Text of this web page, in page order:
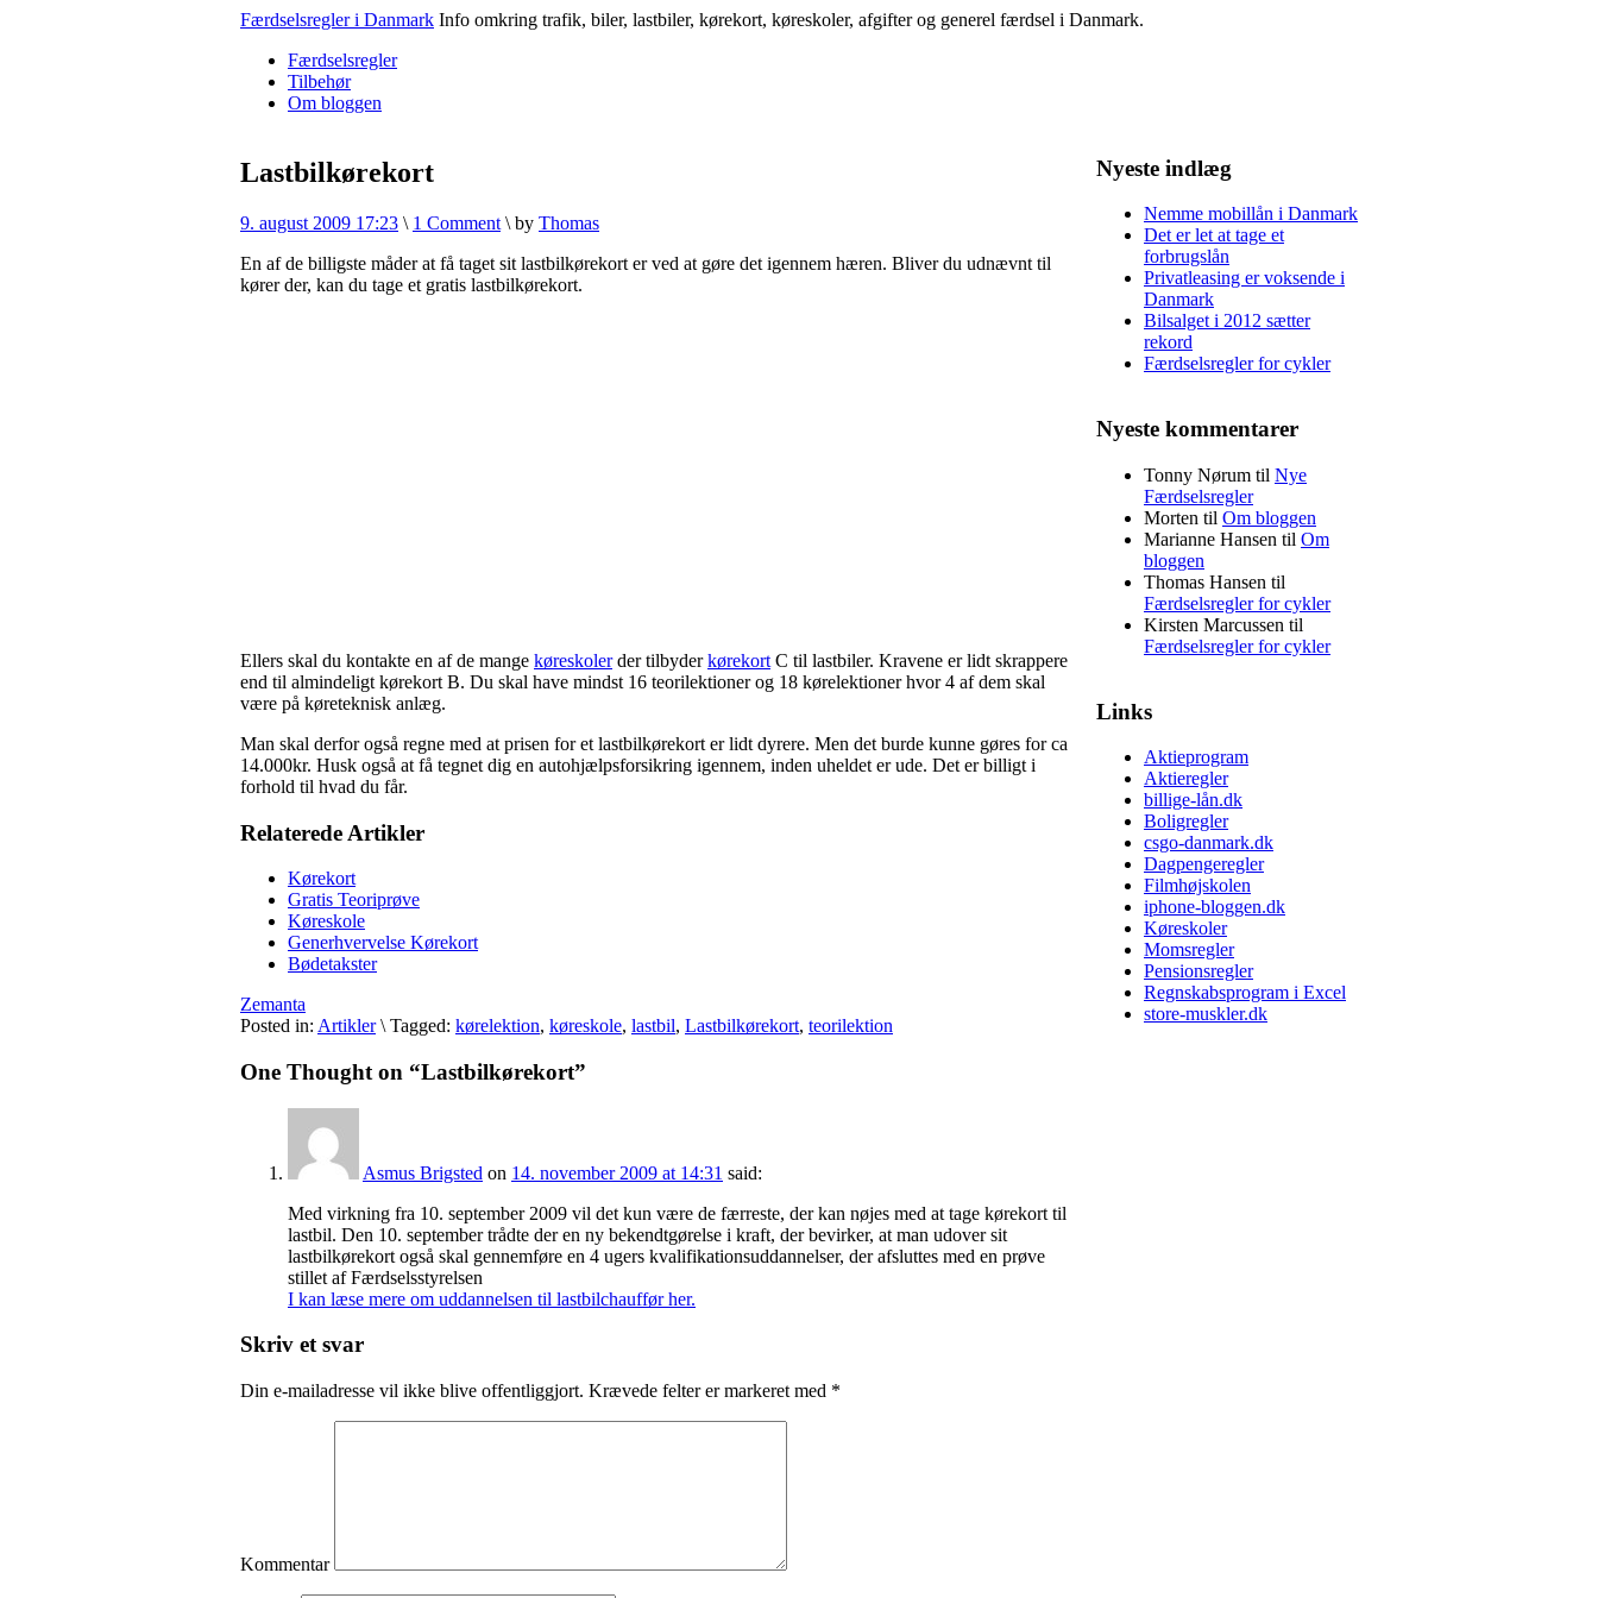
Færdselsregler i Danmark Info omkring trafik, biler, lastbiler, kørekort, køreskoler, afgifter og generel færdsel i Danmark.
Færdselsregler
Tilbehør
Om bloggen
Lastbilkørekort
9. august 2009 17:23 \ 1 Comment \ by Thomas
En af de billigste måder at få taget sit lastbilkørekort er ved at gøre det igennem hæren. Bliver du udnævnt til
kører der, kan du tage et gratis lastbilkørekort.
Ellers skal du kontakte en af de mange køreskolerder tilbyderkørekort C til lastbiler. Kravene er lidt skrappere
end til almindeligt kørekort B. Du skal have mindst 16 teorilektioner og 18 kørelektioner hvor 4 af dem skal
være på køreteknisk anlæg.
Man skal derfor også regne med at prisen for et lastbilkørekort er lidt dyrere. Men det burde kunne gøres for ca
14.000kr. Husk også at få tegnet dig en autohjælpsforsikring igennem, inden uheldet er ude. Det er billigt i
forhold til hvad du får.
Relaterede Artikler
Kørekort
Gratis Teoriprøve
Køreskole
Generhvervelse Kørekort
Bødetakster
Zemanta
Posted in: Artikler\ Tagged: kørelektion, køreskole, lastbil, Lastbilkørekort, teorilektion
One Thought on “Lastbilkørekort”
Asmus Brigsted on 14. november 2009 at 14:31 said:
Med virkning fra 10. september 2009 vil det kun være de færreste, der kan nøjes med at tage kørekort til
lastbil. Den 10. september trådte der en ny bekendtgørelse i kraft, der bevirker, at man udover sit
lastbilkørekort også skal gennemføre en 4 ugers kvalifikationsuddannelser, der afsluttes med en prøve
stillet af Færdselsstyrelsen
I kan læse mere om uddannelsen til lastbilchauffør her.
Skriv et svar
Din e-mailadresse vil ikke blive offentliggjort. Krævede felter er markeret med *
Kommentar
Nyeste indlæg
Nemme mobillån i Danmark
Det er let at tage et
forbrugslån
Privatleasing er voksende i
Danmark
Bilsalget i 2012 sætter
rekord
Færdselsregler for cykler
Nyeste kommentarer
Tonny Nørum til Nye
Færdselsregler
Morten til Om bloggen
Marianne Hansen til Om
bloggen
Thomas Hansen til
Færdselsregler for cykler
Kirsten Marcussen til
Færdselsregler for cykler
Links
Aktieprogram
Aktieregler
billige-lån.dk
Boligregler
csgo-danmark.dk
Dagpengeregler
Filmhøjskolen
iphone-bloggen.dk
Køreskoler
Momsregler
Pensionsregler
Regnskabsprogram i Excel
store-muskler.dk